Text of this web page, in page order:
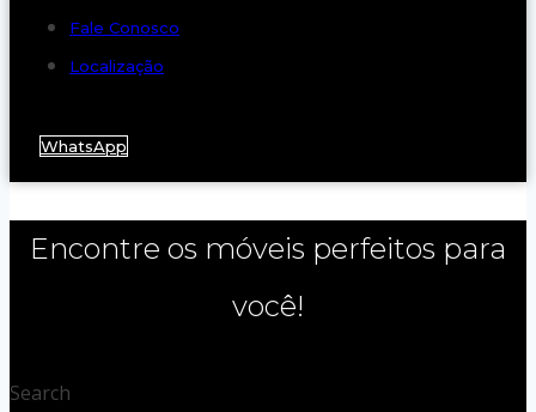
Fale Conosco
Localização
WhatsApp
Encontre os móveis perfeitos para
você!
Search